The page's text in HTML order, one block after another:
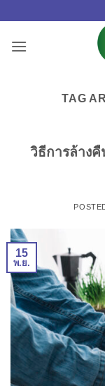
TAG
วิธีการล้าง
15
พ.ย.